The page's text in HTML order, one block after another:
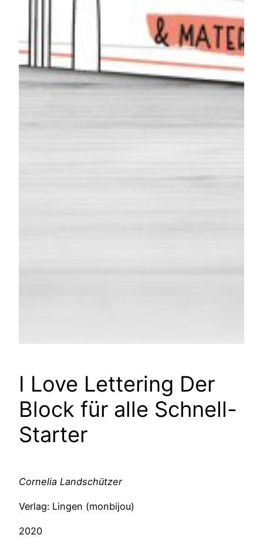
I Love Lettering Der
Block für alle Schnell-
Starter
Cornelia Landschützer
Verlag: Lingen (monbijou)
2020